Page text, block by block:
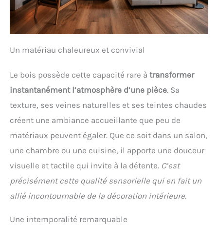
Un matériau chaleureux et convivial
Le bois possède cette capacité rare à transformer
instantanément l’atmosphère d’une pièce. Sa
texture, ses veines naturelles et ses teintes chaudes
créent une ambiance accueillante que peu de
matériaux peuvent égaler. Que ce soit dans un salon,
une chambre ou une cuisine, il apporte une douceur
visuelle et tactile qui invite à la détente. C’est
précisément cette qualité sensorielle qui en fait un
allié incontournable de la décoration intérieure.
Une intemporalité remarquable